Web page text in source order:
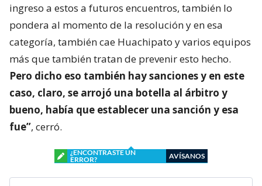
ingreso a estos a futuros encuentros, también lo
pondera al momento de la resolución y en esa
categoría, también cae Huachipato y varios equipos
más que también tratan de prevenir esto hecho.
Pero dicho eso también hay sanciones y en este
caso, claro, se arrojó una botella al árbitro y
bueno, había que establecer una sanción y esa
fue”, cerró.
¿ENCONTRASTE UN
ERROR?
AVÍSANOS